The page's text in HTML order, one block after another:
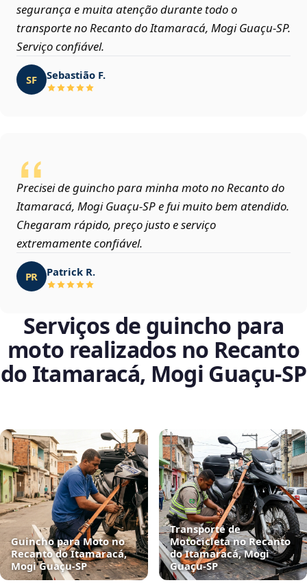
segurança e muita atenção durante todo o
transporte no Recanto do Itamaracá, Mogi Guaçu‑SP.
Serviço confiável.
SF Sebastião F.
Precisei de guincho para minha moto no Recanto do
Itamaracá, Mogi Guaçu‑SP e fui muito bem atendido.
Chegaram rápido, preço justo e serviço
extremamente confiável.
PR Patrick R.
Serviços de guincho para
moto realizados no Recanto
do Itamaracá, Mogi Guaçu‑SP
Guincho para Moto no
Recanto do Itamaracá,
Mogi Guaçu‑SP
Transporte de
Motocicleta no Recanto
do Itamaracá, Mogi
Guaçu‑SP